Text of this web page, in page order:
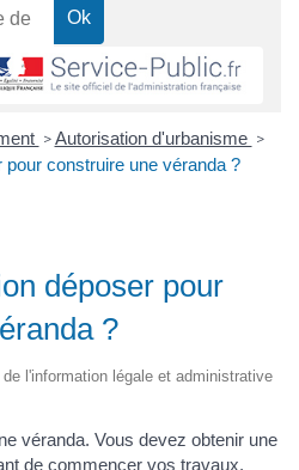
> Autorisation d'urbanisme >
construire une véranda ?
déposer pour
?
l'information légale et administrative
véranda. Vous devez obtenir une
de commencer vos travaux.